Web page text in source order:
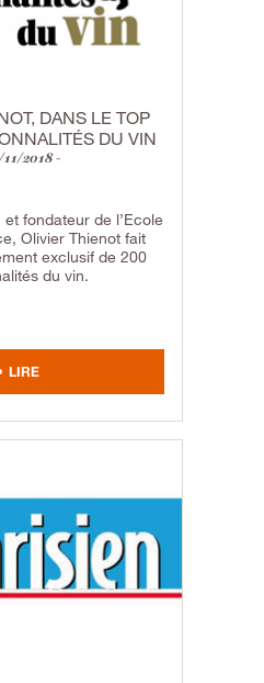
DANS LE TOP
DU VIN
11/2018
fondateur de l’Ecole
Olivier Thienot fait
exclusif de 200
du vin.
LIRE